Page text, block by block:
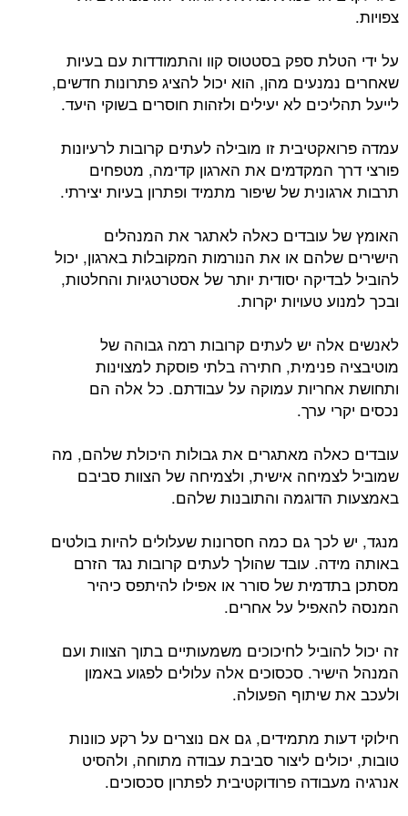
צפויות.
על ידי הטלת ספק בסטטוס קוו והתמודדות עם בעיות
שאחרים נמנעים מהן, הוא יכול להציג פתרונות חדשים,
לייעל תהליכים לא יעילים ולזהות חוסרים בשוקי היעד.
עמדה פרואקטיבית זו מובילה לעתים קרובות לרעיונות
פורצי דרך המקדמים את הארגון קדימה, מטפחים
תרבות ארגונית של שיפור מתמיד ופתרון בעיות יצירתי.
האומץ של עובדים כאלה לאתגר את המנהלים
הישירים שלהם או את הנורמות המקובלות בארגון, יכול
להוביל לבדיקה יסודית יותר של אסטרטגיות והחלטות,
ובכך למנוע טעויות יקרות.
לאנשים אלה יש לעתים קרובות רמה גבוהה של
מוטיבציה פנימית, חתירה בלתי פוסקת למצוינות
ותחושת אחריות עמוקה על עבודתם. כל אלה הם
נכסים יקרי ערך.
עובדים כאלה מאתגרים את גבולות היכולת שלהם, מה
שמוביל לצמיחה אישית, ולצמיחה של הצוות סביבם
באמצעות הדוגמה והתובנות שלהם.
מנגד, יש לכך גם כמה חסרונות שעלולים להיות בולטים
באותה מידה. עובד שהולך לעתים קרובות נגד הזרם
מסתכן בתדמית של סורר או אפילו להיתפס כיהיר
המנסה להאפיל על אחרים.
זה יכול להוביל לחיכוכים משמעותיים בתוך הצוות ועם
המנהל הישיר. סכסוכים אלה עלולים לפגוע באמון
ולעכב את שיתוף הפעולה.
חילוקי דעות מתמידים, גם אם נוצרים על רקע כוונות
טובות, יכולים ליצור סביבת עבודה מתוחה, ולהסיט
אנרגיה מעבודה פרודוקטיבית לפתרון סכסוכים.